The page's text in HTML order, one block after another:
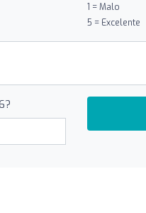
1 = Malo
5 = Excelente